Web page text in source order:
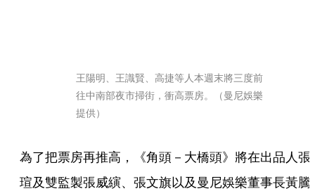
王陽明、王識賢、高捷等人本週末將三度前
往中南部夜市掃街，衝高票房。（曼尼娛樂
提供）
為了把票房再推高，《角頭－大橋頭》將在出品人張
瑄及雙監製張威縯、張文旗以及曼尼娛樂董事長黃騰